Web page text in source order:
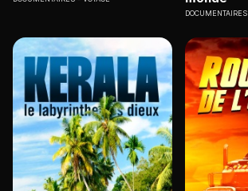
DOCUMENTAIRES